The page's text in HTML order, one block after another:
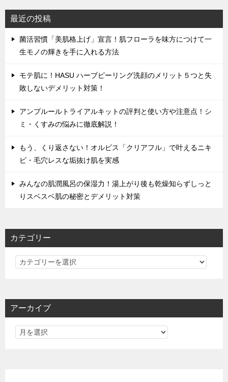
最近の投稿
菌活習慣「美肌格上げ」宣言！肌フローラを味方につけて一
生モノの輝きを手に入れる方法
モテ肌に！HASU ハーブピーリング洗顔のメリット５つと失
敗しないデメリット対策！
アンプルールトライアルキットの評判と使い方や注意点！シ
ミ・くすみの悩みに徹底解説！
もう、くり返さない！オルビス「クリアフル」で叶えるニキ
ビ・毛穴レスな垢抜け肌を実感
みんなの肌潤風呂の保湿力！湯上がり後も乾燥知らずしっと
りスベスベ肌の秘密とデメリット対策
カテゴリー
カ
リ
アーカイブ